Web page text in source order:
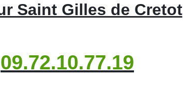
Saint Gilles de Cretot
09.72.10.77.19